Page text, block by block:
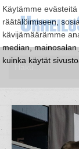
Käytämme
räätälöimiseen,
kävijämäärämme
median, mainosalan
kuinka käytät